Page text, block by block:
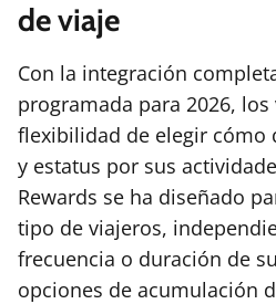
de viaje
Con la integración
programada para 2026,
flexibilidad de elegir cómo
y estatus por sus
Rewards se ha diseñado
tipo de viajeros,
frecuencia o duración de
opciones de acumulación